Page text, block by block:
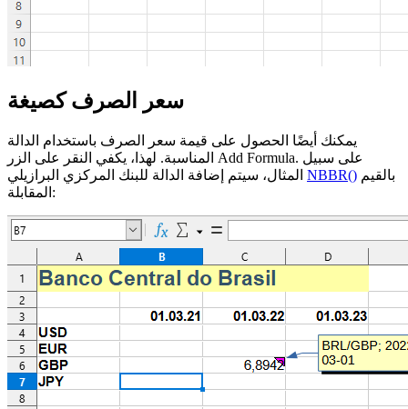
سعر الصرف كصيغة
يمكنك أيضًا الحصول على قيمة سعر الصرف باستخدام الدالة
Add Formula. على سبيل
NBBR()
المقابلة: